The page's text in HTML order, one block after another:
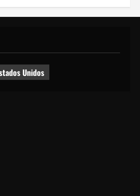
Unidos